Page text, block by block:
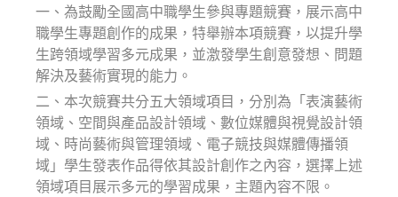
一、為鼓勵全國高中職學生參與專題競賽，展示高中
職學生專題創作的成果，特舉辦本項競賽，以提升學
生跨領域學習多元成果，並激發學生創意發想、問題
解決及藝術實現的能力。
二、本次競賽共分五大領域項目，分別為「表演藝術
領域、空間與產品設計領域、數位媒體與視覺設計領
域、時尚藝術與管理領域、電子競技與媒體傳播領
域」學生發表作品得依其設計創作之內容，選擇上述
領域項目展示多元的學習成果，主題內容不限。